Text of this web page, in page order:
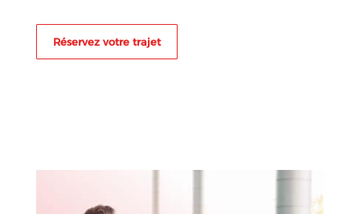
Réservez votre trajet